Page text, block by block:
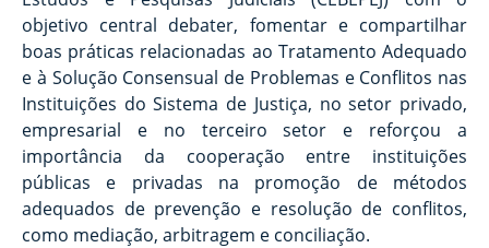
objetivo central debater, fomentar e compartilhar
boas práticas relacionadas ao Tratamento Adequado
e à Solução Consensual de Problemas e Conflitos nas
Instituições do Sistema de Justiça, no setor privado,
empresarial e no terceiro setor e reforçou a
importância da cooperação entre instituições
públicas e privadas na promoção de métodos
adequados de prevenção e resolução de conflitos,
como mediação, arbitragem e conciliação.